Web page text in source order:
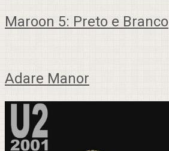
Maroon 5: Preto e Branco
Adare Manor